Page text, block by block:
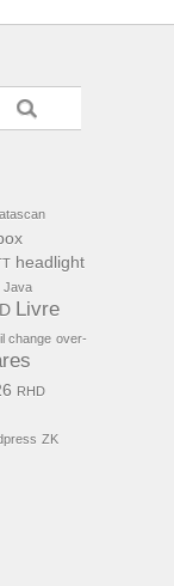
headlight
Java
Livre
change over-
RHD
ZK